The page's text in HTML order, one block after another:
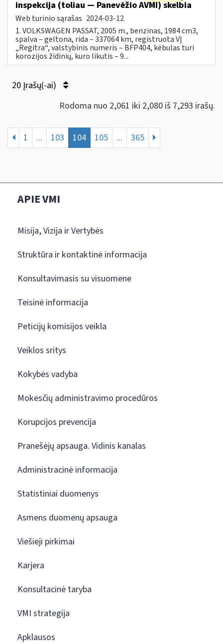
inspekcija (toliau — Panevėžio AVMI) skelbia
Web turinio sąrašas 2024-03-12
1. VOLKSWAGEN PASSAT, 2005 m., benzinas, 1984 cm3,
spalva – geltona, rida – 337064 km, registruota VĮ
„Regitra“, valstybinis numeris – BFP404, kėbulas turi
korozijos židinių, kuro likutis – 9...
20 Įrašų(-ai)
Rodoma nuo 2,061 iki 2,080 iš 7,293 irašų.
1 ... 103 104 105 ... 365
APIE VMI
Misija, Vizija ir Vertybės
Struktūra ir kontaktinė informacija
Konsultavimasis su visuomene
Teisinė informacija
Peticijų komisijos veikla
Veiklos sritys
Kokybės vadyba
Mokesčių administravimo procedūros
Korupcijos prevencija
Pranešėjų apsauga. Vidinis kanalas
Administracinė informacija
Statistiniai duomenys
Asmens duomenų apsauga
Viešieji pirkimai
Karjera
Konsultacinė taryba
VMI strategija
Apklausos